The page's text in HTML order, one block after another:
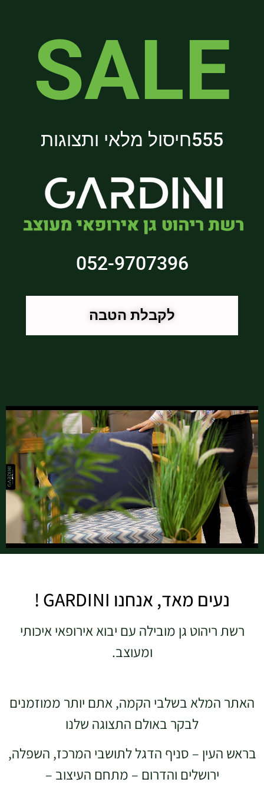
SALE​
555חיסול מלאי ותצוגות
052-9707396
לקבלת הטבה
נעים מאד, אנחנו GARDINI !
רשת ריהוט גן מובילה עם יבוא אירופאי איכותי
ומעוצב.
האתר המלא בשלבי הקמה, אתם יותר ממוזמנים
לבקר באולם התצוגה שלנו
בראש העין – סניף הדגל לתושבי המרכז, השפלה,
ירושלים והדרום – מתחם העיצוב –